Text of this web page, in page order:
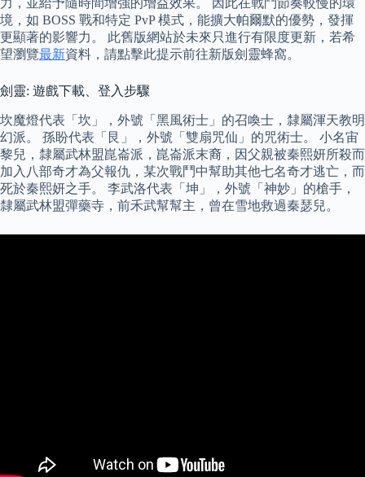
境，如 BOSS 戰和特定 PvP 模式，能擴大帕爾默的優勢，發揮
更顯著的影響力。 此舊版網站於未來只進行有限度更新，若希
望瀏覽最新資料，請點擊此提示前往新版劍靈蜂窩。
劍靈: 遊戲下載、登入步驟
坎魔燈代表「坎」，外號「黑風術士」的召喚士，隸屬渾天教明
幻派。 孫盼代表「艮」，外號「雙扇咒仙」的咒術士。 小名宙
黎兒，隸屬武林盟崑崙派，崑崙派末裔，因父親被秦熙妍所殺而
加入八部奇才為父報仇，某次戰鬥中幫助其他七名奇才逃亡，而
死於秦熙妍之手。 李武洛代表「坤」，外號「神妙」的槍手，
隸屬武林盟彈藥寺，前禾武幫幫主，曾在雪地救過秦瑟兒。